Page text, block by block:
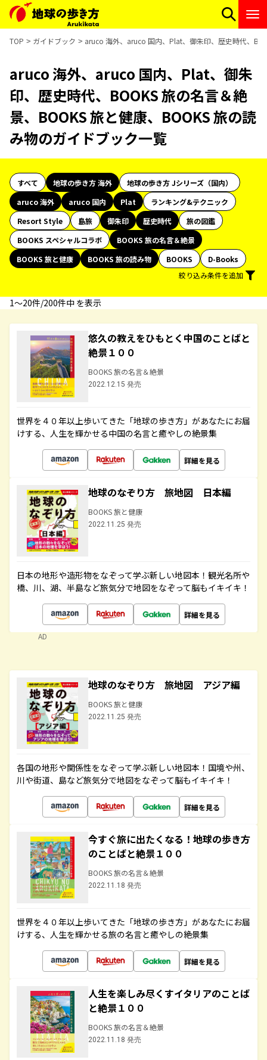
TOP ガイドブック aruco 海外、aruco 国内、Plat、御朱印、歴史時代、
aruco 海外、aruco 国内、Plat、御朱
印、歴史時代、BOOKS 旅の名言＆絶
景、BOOKS 旅と健康、BOOKS 旅の読
み物のガイドブック一覧
すべて 地球の歩き方 海外
地球の歩き方 Jシリーズ（国内）
aruco 海外
aruco 国内 Plat
ランキング&テクニック
Resort Style
島旅 御朱印 歴史時代
旅の図鑑
BOOKS スペシャルコラボ
BOOKS 旅の名言＆絶景
BOOKS 旅と健康
BOOKS 旅の読み物 BOOKS
D-Books
絞り込み条件を追加
1〜20件/200件中 を表示
悠久の教えをひもとく中国のことばと
絶景１００
BOOKS 旅の名言＆絶景
2022.12.15 発売
世界を４０年以上歩いてきた「地球の歩き方」があなたにお届
けする、人生を輝かせる中国の名言と癒やしの絶景集
詳細を見る
地球のなぞり方 旅地図 日本編
BOOKS 旅と健康
2022.11.25 発売
日本の地形や造形物をなぞって学ぶ新しい地図本！観光名所や
橋、川、湖、半島など旅気分で地図をなぞって脳もイキイキ！
詳細を見る
AD
地球のなぞり方 旅地図 アジア編
BOOKS 旅と健康
2022.11.25 発売
各国の地形や関係性をなぞって学ぶ新しい地図本！国境や州、
川や街道、島など旅気分で地図をなぞって脳もイキイキ！
詳細を見る
今すぐ旅に出たくなる！地球の歩き方
のことばと絶景１００
BOOKS 旅の名言＆絶景
2022.11.18 発売
世界を４０年以上歩いてきた「地球の歩き方」があなたにお届
けする、人生を輝かせる旅の名言と癒やしの絶景集
詳細を見る
人生を楽しみ尽くすイタリアのことば
と絶景１００
BOOKS 旅の名言＆絶景
2022.11.18 発売